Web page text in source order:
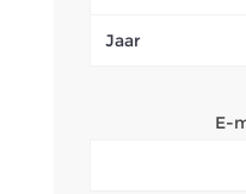
E-